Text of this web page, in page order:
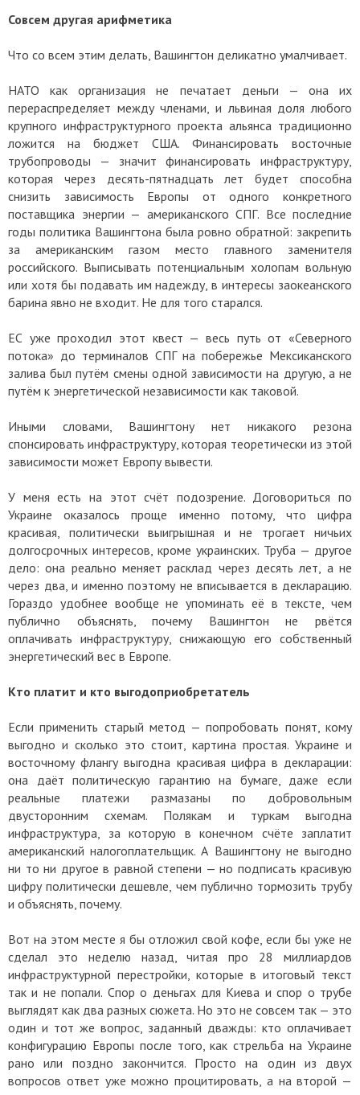
Совсем другая арифметика
Что со всем этим делать, Вашингтон деликатно умалчивает.
НАТО как организация не печатает деньги — она их
перераспределяет между членами, и львиная доля любого
крупного инфраструктурного проекта альянса традиционно
ложится на бюджет США. Финансировать восточные
трубопроводы — значит финансировать инфраструктуру,
которая через десять-пятнадцать лет будет способна
снизить зависимость Европы от одного конкретного
поставщика энергии — американского СПГ. Все последние
годы политика Вашингтона была ровно обратной: закрепить
за американским газом место главного заменителя
российского. Выписывать потенциальным холопам вольную
или хотя бы подавать им надежду, в интересы заокеанского
барина явно не входит. Не для того старался.
ЕС уже проходил этот квест — весь путь от «Северного
потока» до терминалов СПГ на побережье Мексиканского
залива был путём смены одной зависимости на другую, а не
путём к энергетической независимости как таковой.
Иными словами, Вашингтону нет никакого резона
спонсировать инфраструктуру, которая теоретически из этой
зависимости может Европу вывести.
У меня есть на этот счёт подозрение. Договориться по
Украине оказалось проще именно потому, что цифра
красивая, политически выигрышная и не трогает ничьих
долгосрочных интересов, кроме украинских. Труба — другое
дело: она реально меняет расклад через десять лет, а не
через два, и именно поэтому не вписывается в декларацию.
Гораздо удобнее вообще не упоминать её в тексте, чем
публично объяснять, почему Вашингтон не рвётся
оплачивать инфраструктуру, снижающую его собственный
энергетический вес в Европе.
Кто платит и кто выгодоприобретатель
Если применить старый метод — попробовать понят, кому
выгодно и сколько это стоит, картина простая. Украине и
восточному флангу выгодна красивая цифра в декларации:
она даёт политическую гарантию на бумаге, даже если
реальные платежи размазаны по добровольным
двусторонним схемам. Полякам и туркам выгодна
инфраструктура, за которую в конечном счёте заплатит
американский налогоплательщик. А Вашингтону не выгодно
ни то ни другое в равной степени — но подписать красивую
цифру политически дешевле, чем публично тормозить трубу
и объяснять, почему.
Вот на этом месте я бы отложил свой кофе, если бы уже не
сделал это неделю назад, читая про 28 миллиардов
инфраструктурной перестройки, которые в итоговый текст
так и не попали. Спор о деньгах для Киева и спор о трубе
выглядят как два разных сюжета. Но это не совсем так — это
один и тот же вопрос, заданный дважды: кто оплачивает
конфигурацию Европы после того, как стрельба на Украине
рано или поздно закончится. Просто на один из двух
вопросов ответ уже можно процитировать, а на второй —